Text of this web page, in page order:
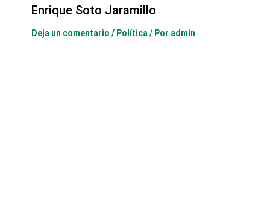
Enrique Soto Jaramillo
Deja un comentario / Política / Por admin